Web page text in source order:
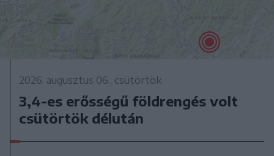
2026. augusztus 06., csütörtök
3,4-es erősségű földrengés volt
csütörtök délután